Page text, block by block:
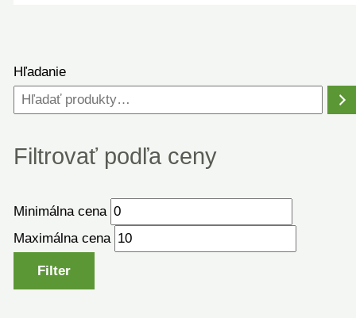
Hľadanie
Filtrovať podľa ceny
Minimálna cena
Maximálna cena
Filter